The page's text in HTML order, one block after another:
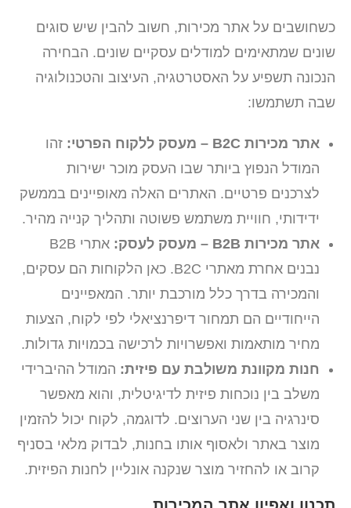
כשחושבים על אתר מכירות, חשוב להבין שיש סוגים
שונים שמתאימים למודלים עסקיים שונים. הבחירה
הנכונה תשפיע על האסטרטגיה, העיצוב והטכנולוגיה
שבה תשתמשו:
אתר מכירות B2C – מעסק ללקוח הפרטי:
זהו
המודל הנפוץ ביותר שבו העסק מוכר ישירות
לצרכנים פרטיים. האתרים האלה מאופיינים בממשק
ידידותי, חוויית משתמש פשוטה ותהליך קנייה מהיר.
אתר מכירות B2B – מעסק לעסק:
אתרי B2B
נבנים אחרת מאתרי B2C. כאן הלקוחות הם עסקים,
והמכירה בדרך כלל מורכבת יותר. המאפיינים
הייחודיים הם תמחור דיפרנציאלי לפי לקוח, הצעות
מחיר מותאמות ואפשרויות לרכישה בכמויות גדולות.
חנות מקוונת משולבת עם פיזית: המודל ההיברידי
משלב בין נוכחות פיזית לדיגיטלית, והוא מאפשר
סינרגיה בין שני הערוצים. לדוגמה, לקוח יכול להזמין
מוצר באתר ולאסוף אותו בחנות, לבדוק מלאי בסניף
קרוב או להחזיר מוצר שנקנה אונליין לחנות הפיזית.